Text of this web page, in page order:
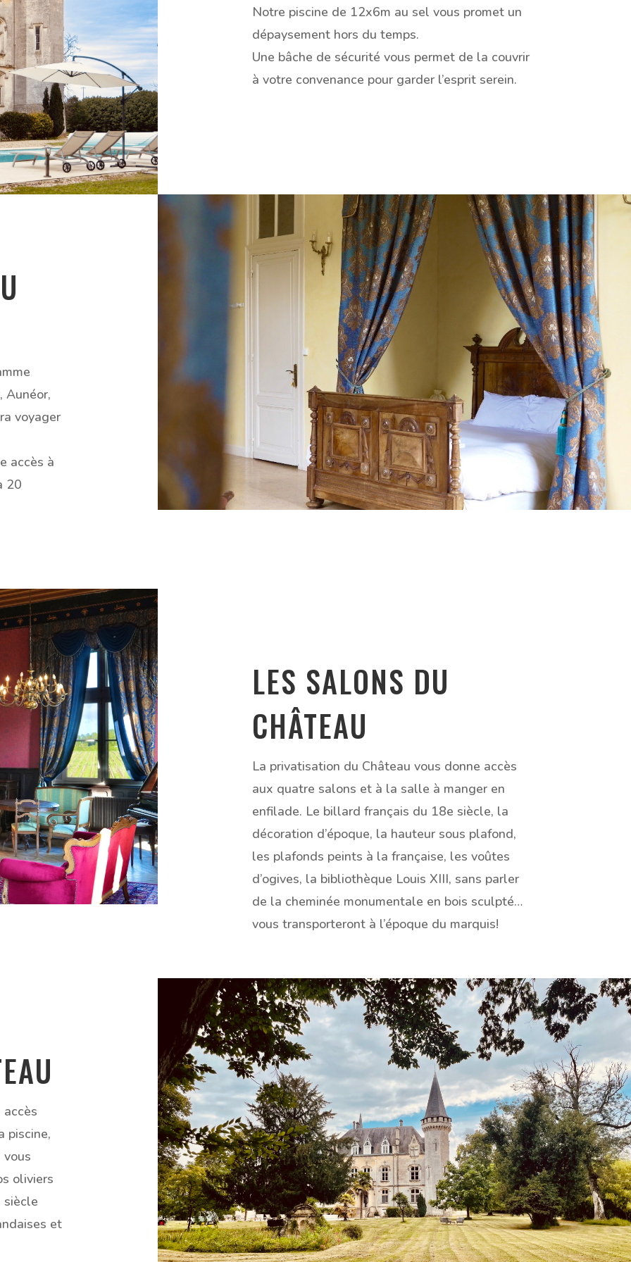
Notre piscine de 12x6m au sel vous promet un
dépaysement hors du temps.
Une bâche de sécurité vous permet de la couvrir
à votre convenance pour garder l’esprit serein.
Aunéor,
voyager
accès à
20
LES SALONS DU
CHÂTEAU
La privatisation du Château vous donne accès
aux quatre salons et à la salle à manger en
enfilade. Le billard français du 18e siècle, la
décoration d’époque, la hauteur sous plafond,
les plafonds peints à la française, les voûtes
d’ogives, la bibliothèque Louis XIII, sans parler
de la cheminée monumentale en bois sculpté…
vous transporteront à l’époque du marquis!
piscine,
oliviers
siècle
et